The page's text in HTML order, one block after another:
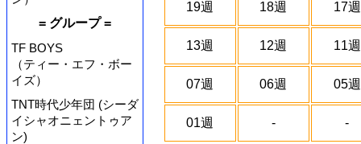
= グループ =
TF BOYS
（ティー・エフ・ボー
イズ）
TNT時代少年団 (シーダ
イシャオニェントゥア
ン)
19週 18週 17週
13週 12週 11週
07週 06週 05週
01週 - -